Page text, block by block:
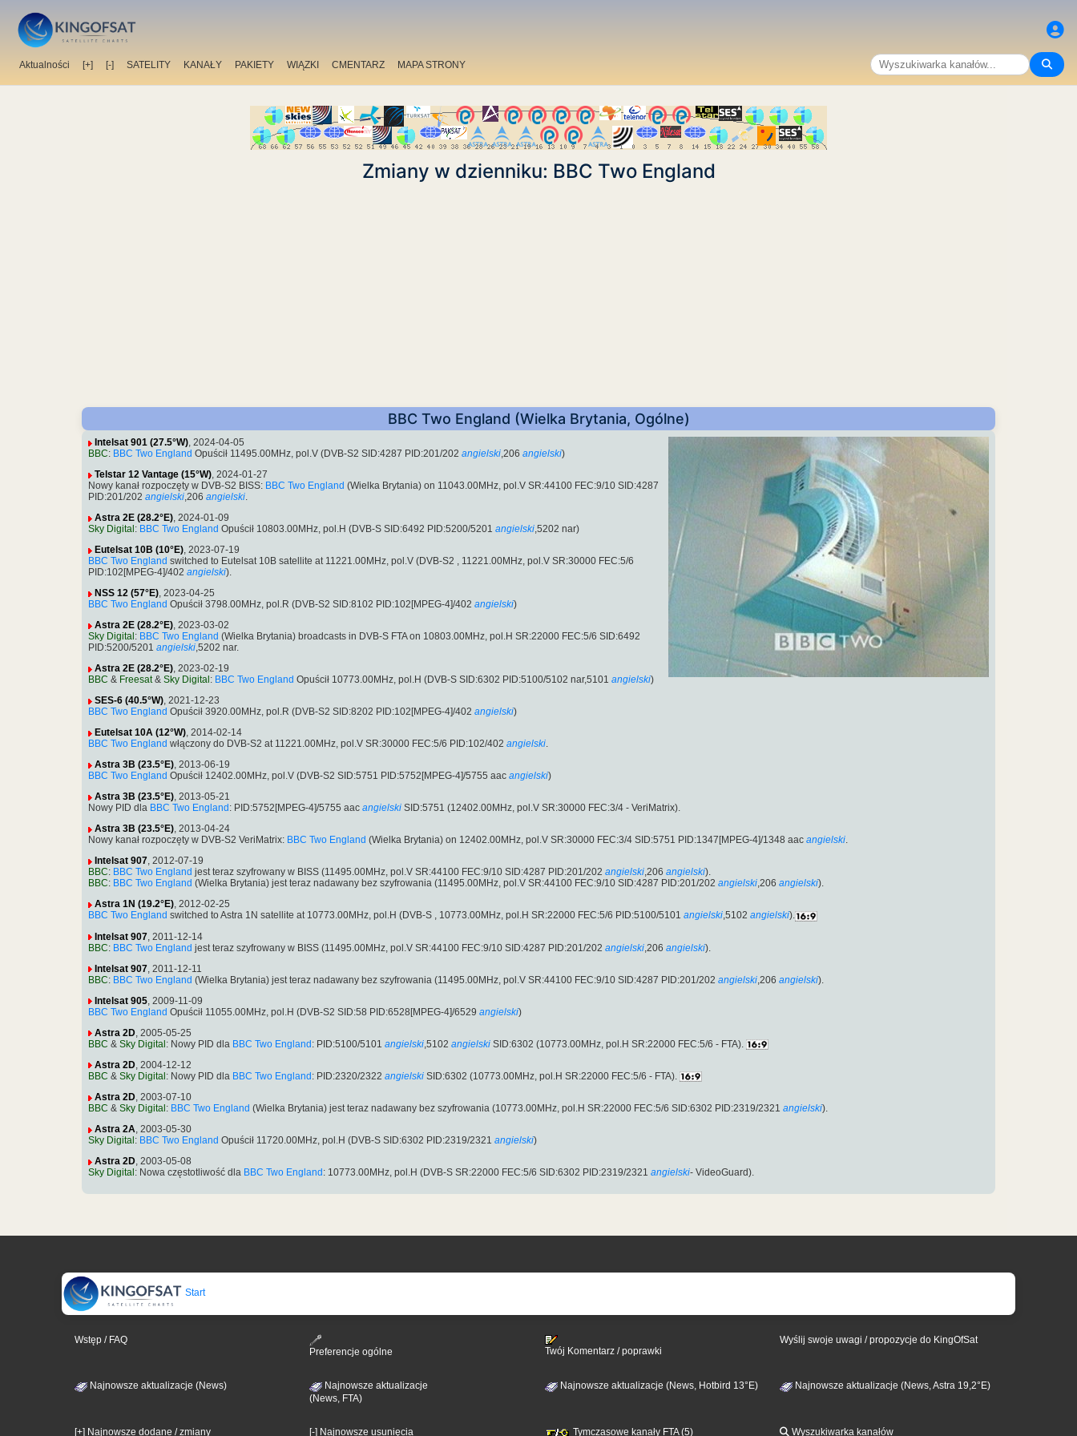
Aktualności [+] [-] SATELITY KANAŁY PAKIETY WIĄZKI CMENTARZ MAPA STRONY
Zmiany w dzienniku: BBC Two England
BBC Two England (Wielka Brytania, Ogólne)
Intelsat 901 (27.5°W), 2024-04-05
BBC: BBC Two England Opuścił 11495.00MHz, pol.V (DVB-S2 SID:4287 PID:201/202 angielski,206 angielski)
Telstar 12 Vantage (15°W), 2024-01-27
Nowy kanał rozpoczęty w DVB-S2 BISS: BBC Two England (Wielka Brytania) on 11043.00MHz, pol.V SR:44100 FEC:9/10 SID:4287
PID:201/202 angielski,206 angielski.
Astra 2E (28.2°E), 2024-01-09
Sky Digital : BBC Two England Opuścił 10803.00MHz, pol.H (DVB-S SID:6492 PID:5200/5201 angielski,5202 nar)
Eutelsat 10B (10°E), 2023-07-19
BBC Two England switched to Eutelsat 10B satellite at 11221.00MHz, pol.V (DVB-S2 , 11221.00MHz, pol.V SR:30000 FEC:5/6
PID:102[MPEG-4]/402 angielski).
NSS 12 (57°E), 2023-04-25
BBC Two England Opuścił 3798.00MHz, pol.R (DVB-S2 SID:8102 PID:102[MPEG-4]/402 angielski)
Astra 2E (28.2°E), 2023-03-02
Sky Digital : BBC Two England (Wielka Brytania) broadcasts in DVB-S FTA on 10803.00MHz, pol.H SR:22000 FEC:5/6 SID:6492
PID:5200/5201 angielski,5202 nar.
Astra 2E (28.2°E), 2023-02-19
BBC & Freesat& Sky Digital : BBC Two England Opuścił 10773.00MHz, pol.H (DVB-S SID:6302 PID:5100/5102 nar,5101 angielski)
SES-6 (40.5°W), 2021-12-23
BBC Two England Opuścił 3920.00MHz, pol.R (DVB-S2 SID:8202 PID:102[MPEG-4]/402 angielski)
Eutelsat 10A (12°W), 2014-02-14
BBC Two England włączony do DVB-S2 at 11221.00MHz, pol.V SR:30000 FEC:5/6 PID:102/402 angielski.
Astra 3B (23.5°E), 2013-06-19
BBC Two England Opuścił 12402.00MHz, pol.V (DVB-S2 SID:5751 PID:5752[MPEG-4]/5755 aac angielski)
Astra 3B (23.5°E), 2013-05-21
Nowy PID dla BBC Two England : PID:5752[MPEG-4]/5755 aac angielski SID:5751 (12402.00MHz, pol.V SR:30000 FEC:3/4 - VeriMatrix).
Astra 3B (23.5°E), 2013-04-24
Nowy kanał rozpoczęty w DVB-S2 VeriMatrix: BBC Two England (Wielka Brytania) on 12402.00MHz, pol.V SR:30000 FEC:3/4 SID:5751 PID:1347[MPEG-4]/1348 aac angielski.
Intelsat 907, 2012-07-19
BBC: BBC Two England jest teraz szyfrowany w BISS (11495.00MHz, pol.V SR:44100 FEC:9/10 SID:4287 PID:201/202 angielski,206 angielski).
BBC: BBC Two England (Wielka Brytania) jest teraz nadawany bez szyfrowania (11495.00MHz, pol.V SR:44100 FEC:9/10 SID:4287 PID:201/202 angielski,206 angielski).
Astra 1N (19.2°E), 2012-02-25
BBC Two England switched to Astra 1N satellite at 10773.00MHz, pol.H (DVB-S , 10773.00MHz, pol.H SR:22000 FEC:5/6 PID:5100/5101 angielski,5102 angielski).
Intelsat 907 , 2011-12-14
BBC: BBC Two England jest teraz szyfrowany w BISS (11495.00MHz, pol.V SR:44100 FEC:9/10 SID:4287 PID:201/202 angielski ,206 angielski).
Intelsat 907 , 2011-12-11
BBC: BBC Two England (Wielka Brytania) jest teraz nadawany bez szyfrowania (11495.00MHz, pol.V SR:44100 FEC:9/10 SID:4287 PID:201/202 angielski ,206 angielski).
Intelsat 905 , 2009-11-09
BBC Two England Opuścił 11055.00MHz, pol.H (DVB-S2 SID:58 PID:6528[MPEG-4]/6529 angielski)
Astra 2D , 2005-05-25
BBC & Sky Digital: Nowy PID dla BBC Two England: PID:5100/5101 angielski ,5102 angielski SID:6302 (10773.00MHz, pol.H SR:22000 FEC:5/6 - FTA).
Astra 2D, 2004-12-12
BBC & Sky Digital : Nowy PID dla BBC Two England : PID:2320/2322 angielski SID:6302 (10773.00MHz, pol.H SR:22000 FEC:5/6 - FTA).
Astra 2D, 2003-07-10
BBC & Sky Digital : BBC Two England (Wielka Brytania) jest teraz nadawany bez szyfrowania (10773.00MHz, pol.H SR:22000 FEC:5/6 SID:6302 PID:2319/2321 angielski).
Astra 2A, 2003-05-30
Sky Digital : BBC Two England Opuścił 11720.00MHz, pol.H (DVB-S SID:6302 PID:2319/2321 angielski)
Astra 2D, 2003-05-08
Sky Digital : Nowa częstotliwość dla BBC Two England : 10773.00MHz, pol.H (DVB-S SR:22000 FEC:5/6 SID:6302 PID:2319/2321 angielski- VideoGuard).
Start
Wstęp / FAQ
Preferencje ogólne
Twój Komentarz / poprawki
Wyślij swoje uwagi / propozycje do KingOfSat
Najnowsze aktualizacje (News)
Najnowsze aktualizacje
(News, FTA)
Najnowsze aktualizacje (News, Hotbird 13°E) Najnowsze aktualizacje (News, Astra 19,2°E)
[+] Najnowsze dodane / zmiany [-] Najnowsze usunięcia Tymczasowe kanały FTA (5) Wyszukiwarka kanałów